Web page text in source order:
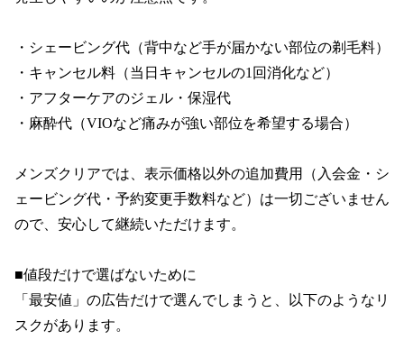
・シェービング代（背中など手が届かない部位の剃毛料）
・キャンセル料（当日キャンセルの1回消化など）
・アフターケアのジェル・保湿代
・麻酔代（VIOなど痛みが強い部位を希望する場合）
メンズクリアでは、表示価格以外の追加費用（入会金・シ
ェービング代・予約変更手数料など）は一切ございません
ので、安心して継続いただけます。
■値段だけで選ばないために
「最安値」の広告だけで選んでしまうと、以下のようなリ
スクがあります。